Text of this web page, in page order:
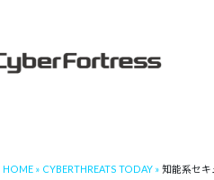
HOME CYBERTHREATS TODAY 知能系セキ